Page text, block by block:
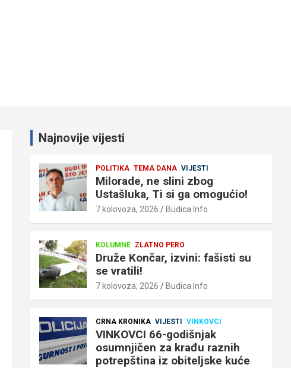
Najnovije vijesti
POLITIKA TEMA DANA VIJESTI
Milorade, ne slini zbog
Ustašluka, Ti si ga omogućio!
7 kolovoza, 2026 Budica Info
KOLUMNE ZLATNO PERO
Druže Končar, izvini: fašisti su
se vratili!
7 kolovoza, 2026 Budica Info
CRNA KRONIKA VIJESTI VINKOVCI
VINKOVCI 66-godišnjak
osumnjičen za krađu raznih
potrepština iz obiteljske kuće